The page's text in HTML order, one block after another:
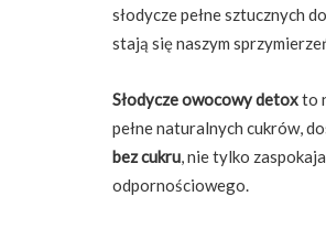
słodycze pełne sztucznych
stają się naszym
Słodycze owocowy detoxto
pełne naturalnych cukrów,
bez cukru, nie tylko
odpornościowego.